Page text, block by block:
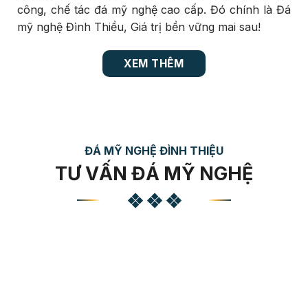
công, chế tác đá mỹ nghệ cao cấp. Đó chính là Đá
mỹ nghệ Đình Thiều, Giá trị bền vững mai sau!
XEM THÊM
ĐÁ MỸ NGHỆ ĐÌNH THIỆU
TƯ VẤN ĐÁ MỸ NGHỆ